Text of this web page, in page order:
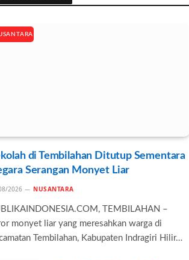
di Tembilahan Ditutup Sementara
Serangan Monyet Liar
2026 NUSANTARA
TEMBILAHAN –
monyet liar yang meresahkan warga di
Tembilahan, Kabupaten Indragiri Hilir…